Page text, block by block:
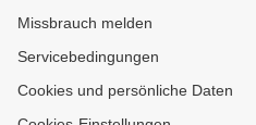
Missbrauch melden
Servicebedingungen
Cookies und persönliche Daten